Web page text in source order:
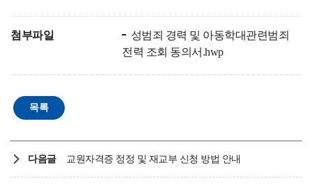
첨부파일
성범죄 경력 및 아동학대관련범죄
전력 조회 동의서.hwp
다음글 교원자격증 정정 및 재교부 신청 방법 안내